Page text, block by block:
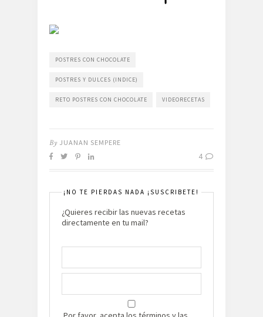
POSTRES CON CHOCOLATE
POSTRES Y DULCES (INDICE)
RETO POSTRES CON CHOCOLATE VIDEORECETAS
By JUANAN SEMPERE
4
¡NO TE PIERDAS NADA ¡SUSCRIBETE!
¿Quieres recibir las nuevas recetas
directamente en tu mail?